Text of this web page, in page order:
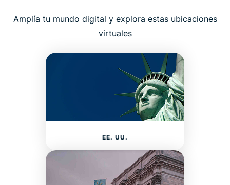
Amplía tu mundo digital y explora estas ubicaciones
virtuales
EE. UU.